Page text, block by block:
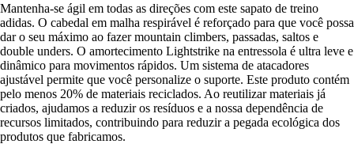
Mantenha-se ágil em todas as direções com este sapato de treino
adidas. O cabedal em malha respirável é reforçado para que você possa
dar o seu máximo ao fazer mountain climbers, passadas, saltos e
double unders. O amortecimento Lightstrike na entressola é ultra leve e
dinâmico para movimentos rápidos. Um sistema de atacadores
ajustável permite que você personalize o suporte. Este produto contém
pelo menos 20% de materiais reciclados. Ao reutilizar materiais já
criados, ajudamos a reduzir os resíduos e a nossa dependência de
recursos limitados, contribuindo para reduzir a pegada ecológica dos
produtos que fabricamos.